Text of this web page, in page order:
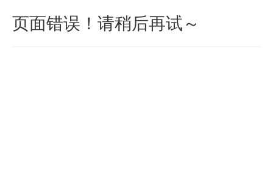
页面错误！请稍后再试～